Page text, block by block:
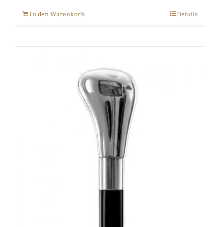
In den Warenkorb Details